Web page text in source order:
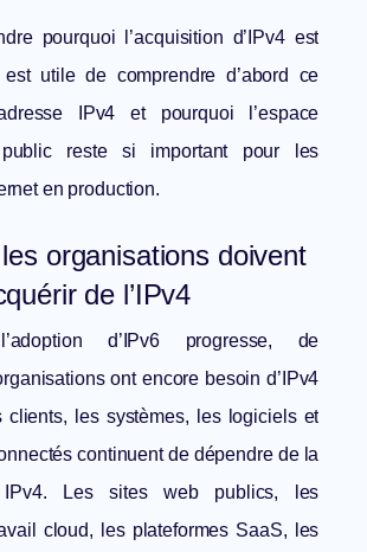
pourquoi l’acquisition d’IPv4 est
utile de comprendre d’abord ce
IPv4 et pourquoi l’espace
public reste si important pour les
en production.
organisations doivent
de l’IPv4
d’IPv6 progresse, de
ont encore besoin d’IPv4
clients, les systèmes, les logiciels et
continuent de dépendre de la
IPv4. Les sites web publics, les
cloud, les plateformes SaaS, les